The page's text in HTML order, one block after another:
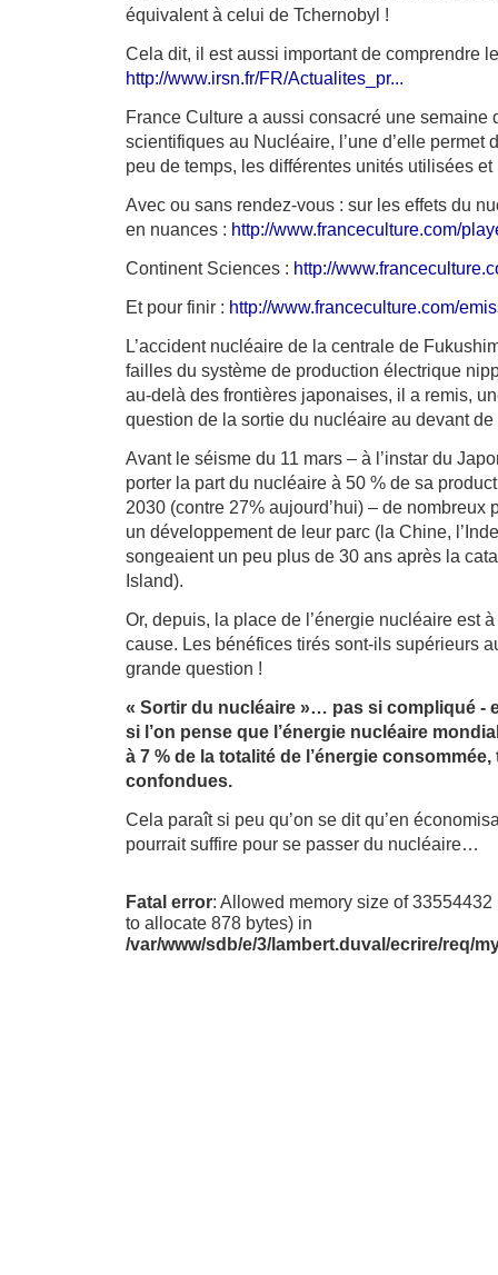
équivalent à celui de Tchernobyl !
Cela dit, il est aussi important de comprendre
http://www.irsn.fr/FR/Actualites_pr...
France Culture a aussi consacré une semaine
scientifiques au Nucléaire, l’une d’elle permet
peu de temps, les différentes unités utilisées
Avec ou sans rendez-vous : sur les effets du
en nuances : http://www.franceculture.com/
Continent Sciences : http://
Et pour finir : http://www.franceculture.com/
L’accident nucléaire de la centrale de
failles du système de production électrique
au-delà des frontières japonaises, il a remis,
question de la sortie du nucléaire au devant
Avant le séisme du 11 mars – à l’instar du
porter la part du nucléaire à 50 % de sa
2030 (contre 27% aujourd’hui) – de nombreux
un développement de leur parc (la Chine,
songeaient un peu plus de 30 ans après la
Island).
Or, depuis, la place de l’énergie nucléaire est
cause. Les bénéfices tirés sont-ils supérieurs
grande question !
« Sortir du nucléaire »… pas si compliqué -
si l’on pense que l’énergie nucléaire
à 7 % de la totalité de l’énergie
confondues.
Cela paraît si peu qu’on se dit qu’en
pourrait suffire pour se passer du nucléaire…
Fatal error: Allowed memory size of
to allocate 878 bytes) in
/var/www/sdb/e/3/lambert.duval/ecrire/req/